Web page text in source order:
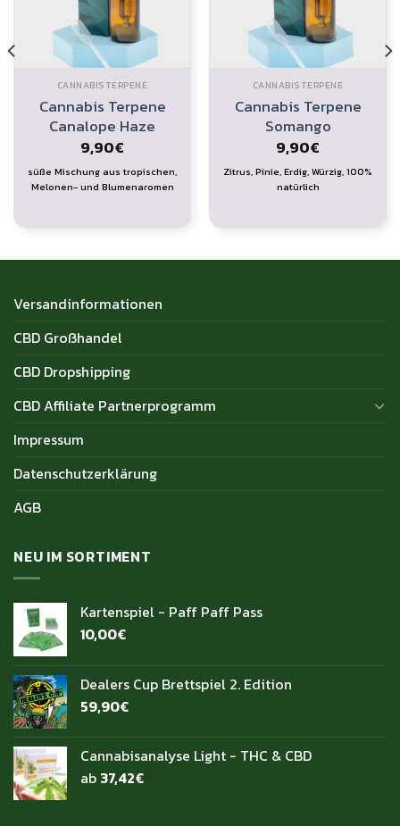
CANNABIS TERPENE
Cannabis Terpene
Canalope Haze
9,90€
süße Mischung aus tropischen,
Melonen- und Blumenaromen
CANNABIS TERPENE
Cannabis Terpene
Somango
9,90€
Zitrus, Pinie, Erdig, Würzig, 100%
natürlich
Versandinformationen
CBD Großhandel
CBD Dropshipping
CBD Affiliate Partnerprogramm
Impressum
Datenschutzerklärung
AGB
NEU IM SORTIMENT
Kartenspiel - Paff Paff Pass
10,00€
Dealers Cup Brettspiel 2. Edition
59,90€
Cannabisanalyse Light - THC & CBD
ab 37,42€